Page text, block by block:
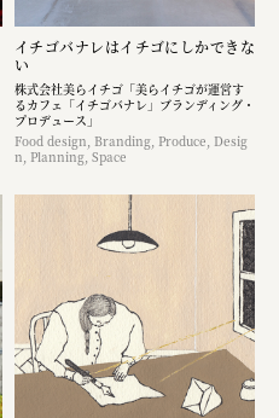
イチゴバナレはイチゴにしかできな
い
株式会社美らイチゴ「美らイチゴが運営す
るカフェ「イチゴバナレ」ブランディング・
プロデュース」
Food design, Branding, Produce, Desig
n, Planning, Space